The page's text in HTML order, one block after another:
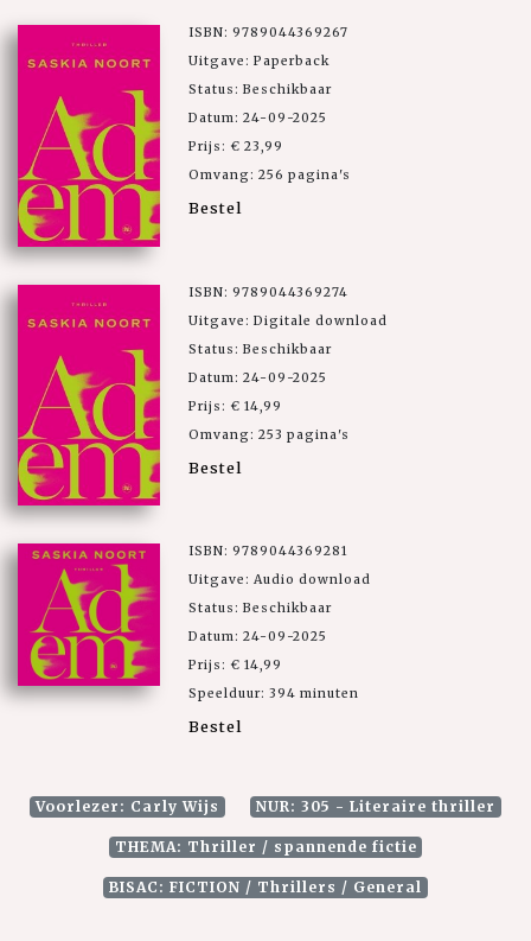
ISBN: 9789044369267
Uitgave: Paperback
Status: Beschikbaar
Datum: 24-09-2025
Prijs: € 23,99
Omvang: 256 pagina's
Bestel
ISBN: 9789044369274
Uitgave: Digitale download
Status: Beschikbaar
Datum: 24-09-2025
Prijs: € 14,99
Omvang: 253 pagina's
Bestel
ISBN: 9789044369281
Uitgave: Audio download
Status: Beschikbaar
Datum: 24-09-2025
Prijs: € 14,99
Speelduur: 394 minuten
Bestel
Voorlezer: Carly Wijs NUR: 305 - Literaire thriller
THEMA: Thriller / spannende fictie
BISAC: FICTION / Thrillers / General